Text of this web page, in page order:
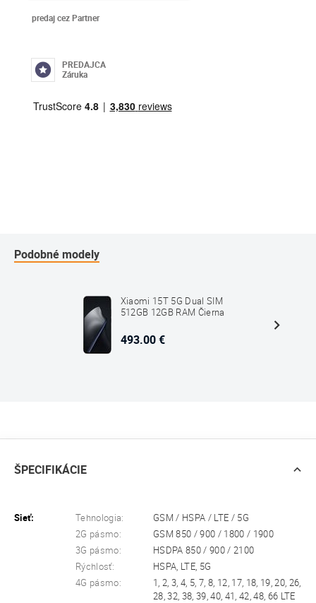
predaj cez Partner
PREDAJCA
Záruka
Podobné modely
Xiaomi 15T 5G Dual SIM
512GB 12GB RAM Čierna
493.00 €
ŠPECIFIKÁCIE
Sieť: Tehnologia:
GSM / HSPA / LTE / 5G
2G pásmo:
GSM 850 / 900 / 1800 / 1900
3G pásmo:
HSDPA 850 / 900 / 2100
Rýchlosť:
HSPA, LTE, 5G
4G pásmo:
1, 2, 3, 4, 5, 7, 8, 12, 17, 18, 19, 20, 26,
28, 32, 38, 39, 40, 41, 42, 48, 66 LTE